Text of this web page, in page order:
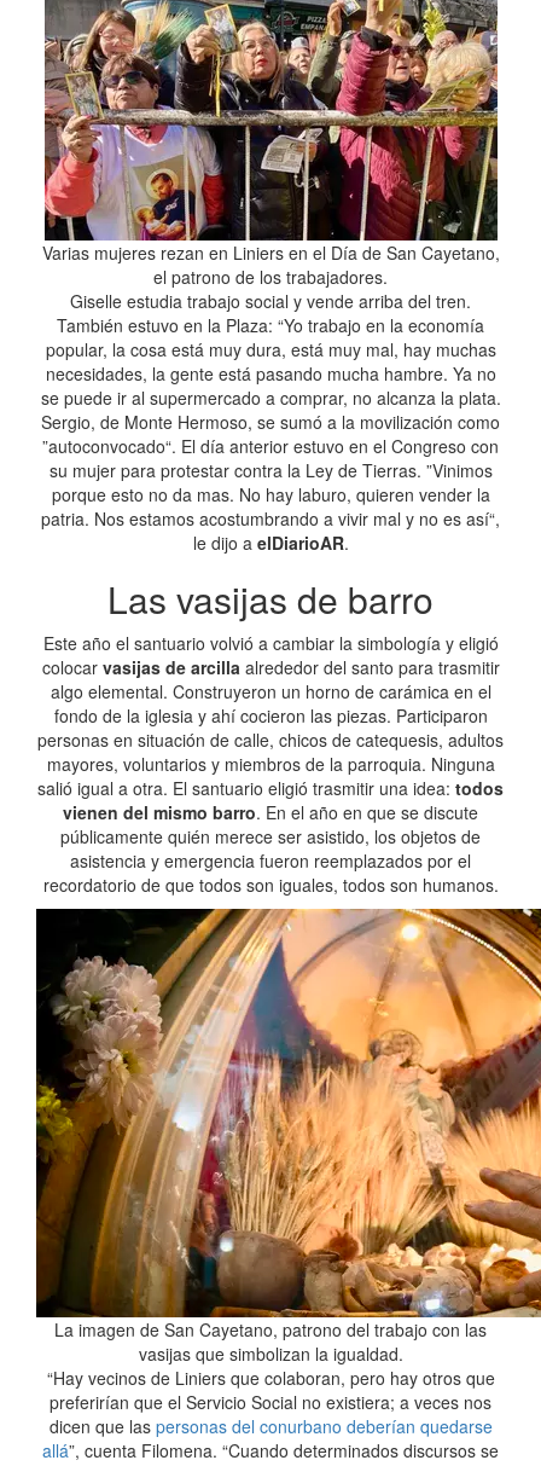
Varias mujeres rezan en Liniers en el Día de San Cayetano,
el patrono de los trabajadores.
Giselle estudia trabajo social y vende arriba del tren.
También estuvo en la Plaza: “Yo trabajo en la economía
popular, la cosa está muy dura, está muy mal, hay muchas
necesidades, la gente está pasando mucha hambre. Ya no
se puede ir al supermercado a comprar, no alcanza la plata.
Sergio, de Monte Hermoso, se sumó a la movilización como
”autoconvocado“. El día anterior estuvo en el Congreso con
su mujer para protestar contra la Ley de Tierras. ”Vinimos
porque esto no da mas. No hay laburo, quieren vender la
patria. Nos estamos acostumbrando a vivir mal y no es así“,
le dijo a elDiarioAR.
Las vasijas de barro
Este año el santuario volvió a cambiar la simbología y eligió
colocar vasijas de arcillaalrededor del santo para trasmitir
algo elemental. Construyeron un horno de carámica en el
fondo de la iglesia y ahí cocieron las piezas. Participaron
personas en situación de calle, chicos de catequesis, adultos
mayores, voluntarios y miembros de la parroquia. Ninguna
salió igual a otra. El santuario eligió trasmitir una idea: todos
vienen del mismo barro. En el año en que se discute
públicamente quién merece ser asistido, los objetos de
asistencia y emergencia fueron reemplazados por el
recordatorio de que todos son iguales, todos son humanos.
La imagen de San Cayetano, patrono del trabajo con las
vasijas que simbolizan la igualdad.
“Hay vecinos de Liniers que colaboran, pero hay otros que
preferirían que el Servicio Social no existiera; a veces nos
dicen que las personas del conurbano deberían quedarse
allá”, cuenta Filomena. “Cuando determinados discursos se